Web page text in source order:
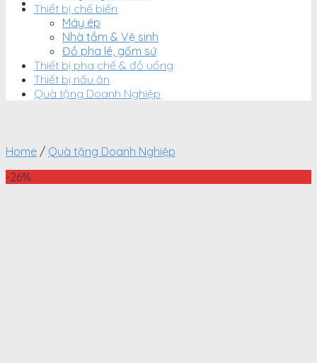
Thiết bị chế biến
Máy ép
Nhà tắm & Vệ sinh
Đồ pha lê, gốm sứ
Thiết bị pha chế & đồ uống
Thiết bị nấu ăn
Quà tặng Doanh Nghiệp
Home / Quà tặng Doanh Nghiệp
-26%